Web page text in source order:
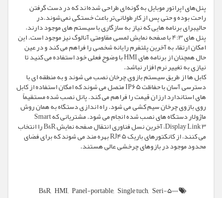
پنل‌های اپراتور موبایل به گونه‌ای طراحی شده‌اند که در دست گرفتن
راحت بوده و حتی پس از کار طولانی‌تر باعث خستگی نمی‌شوند.در
حالیبرای برنامه هایی که نیاز به سازگاری با سیستم های موجود دارند،
پنل های 4:3 با صفحه نمایش لمسی مقاومتی آنالوگ نیز موجود است. این
امکان ارتقاء به آخرین پلتفرم رایانه شخصی را فراهم می کند و در عین
حال همچنان از برنامه های HMI با وضوح فعلی خود استفاده می کنید تا
نیازی به تغییر نرم افزار نباشد.
کابل ها از طریق سیستم بازوی چرخان نصب می شوند و به منطقه ای با
دسترسی آسان با حفاظت IP65 متصل می شوند که امکان استفاده از کابل
های استاندارد ارزان قیمت را فراهم می کند. پانل نصب شده مستقیماً
روی بازوی چرخان سیم کشی می شود. راه اندازی دستگاه به همان روش
ماژولار دستگاه های نصب شده انجام می شود. مشتریانی که Smart
Display Link 3، آخرین نسل فناوری انتقال صفحه نمایش B&R را انتخاب
می کنند، از کانکتورهای باریک RJ45 بهره مند می شوند که برای فضای
محدود موجود در بازوهای چرخشی عالی هستند.
B&R, HMI, Panel-portable, Single tuch, Seri-5000